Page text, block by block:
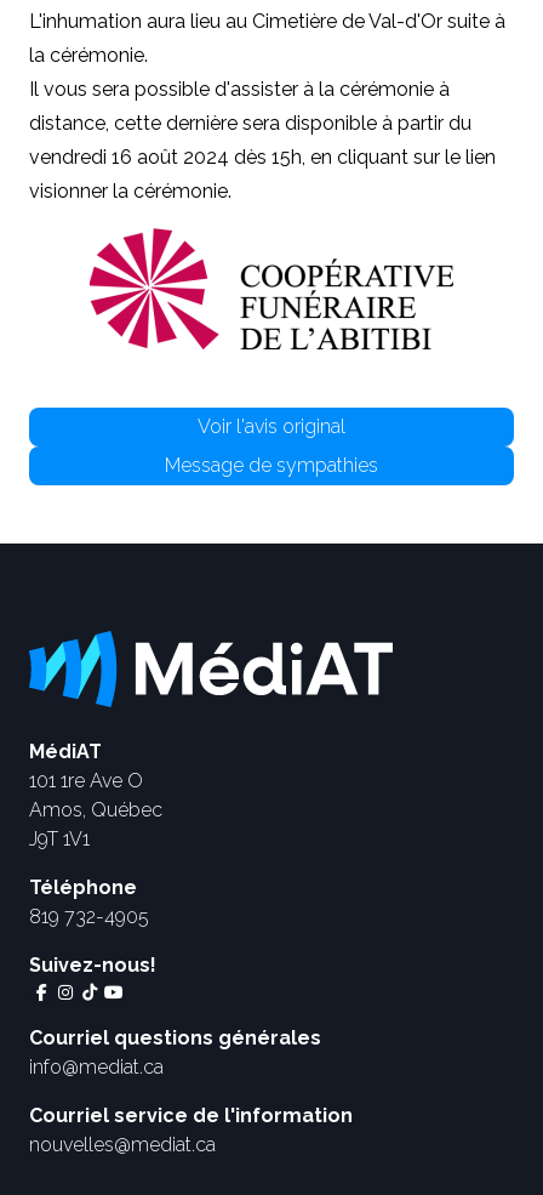
L'inhumation aura lieu au Cimetière de Val-d'Or suite à
la cérémonie.
Il vous sera possible d'assister à la cérémonie à
distance, cette dernière sera disponible à partir du
vendredi 16 août 2024 dès 15h, en cliquant sur le lien
visionner la cérémonie.
Voir l'avis original
Message de sympathies
MédiAT
101 1re Ave O
Amos, Québec
J9T 1V1
Téléphone
819 732-4905
Suivez-nous!
Courriel questions générales
info@mediat.ca
Courriel service de l'information
nouvelles@mediat.ca